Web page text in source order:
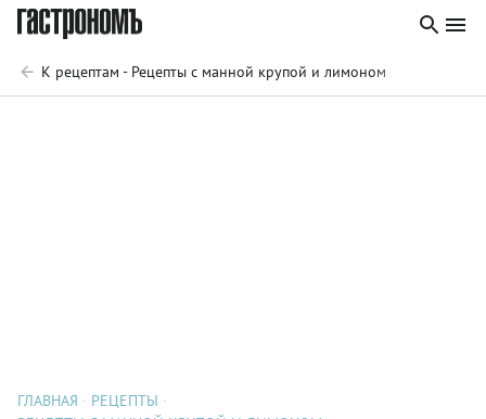
К рецептам - Рецепты с манной крупой и лимоном
ГЛАВНАЯ
РЕЦЕПТЫ